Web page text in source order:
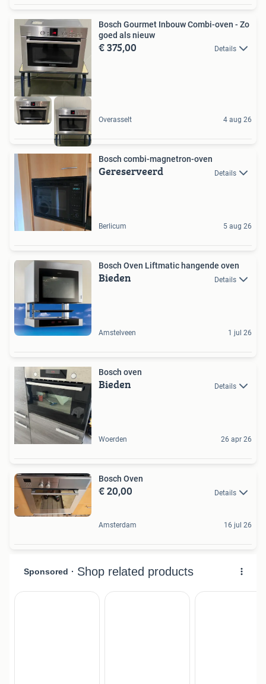
Bosch Gourmet Inbouw Combi-oven - Zo
goed als nieuw
€ 375,00 Details
Overasselt 4 aug 26
Bosch combi-magnetron-oven
Gereserveerd Details
Berlicum 5 aug 26
Bosch Oven Liftmatic hangende oven
Bieden Details
Amstelveen 1 jul 26
Bosch oven
Bieden Details
Woerden 26 apr 26
Bosch Oven
€ 20,00 Details
Amsterdam 16 jul 26